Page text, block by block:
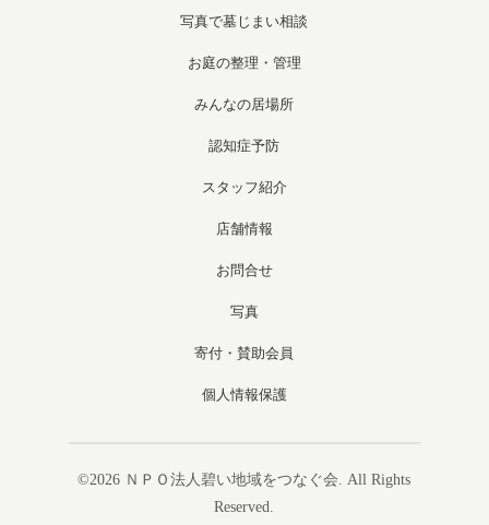
写真で墓じまい相談
お庭の整理・管理
みんなの居場所
認知症予防
スタッフ紹介
店舗情報
お問合せ
写真
寄付・賛助会員
個人情報保護
©2026 ＮＰＯ法人碧い地域をつなぐ会. All Rights
Reserved.